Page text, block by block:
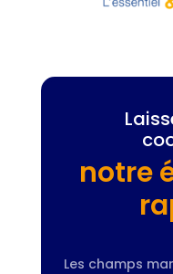
notre
Les champs